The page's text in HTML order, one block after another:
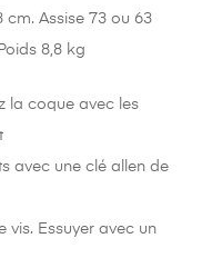
cm. Assise 73 ou 63
8,8 kg
la coque avec les
avec une clé allen de
vis. Essuyer avec un